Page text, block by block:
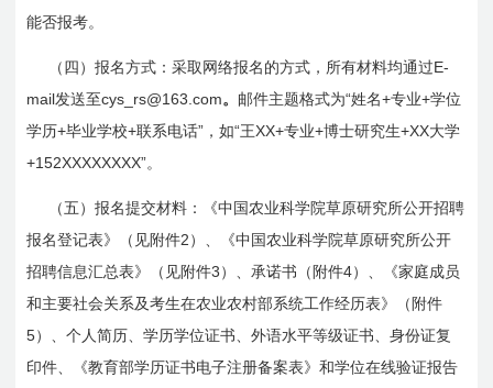
能否报考。
（四）报名方式：采取网络报名的方式，所有材料均通过E-
mail发送至cys_rs@163.com。 邮件主题格式为“姓名+专业+学位
学历+毕业学校+联系电话” ，如“王XX+专业+博士研究生+XX大学
+152XXXXXXXX”。
（五）报名提交材料：《中国农业科学院草原研究所公开招聘
报名登记表》（见附件2 ）、《中国农业科学院草原研究所公开
招聘信息汇总表》（见附件3 ）、承诺书（附件4）、《家庭成员
和主要社会关系及考生在农业农村部系统工作经历表》（附件
5）、个人简历、学历学位证书、外语水平等级证书、身份证复
印件、《教育部学历证书电子注册备案表》和学位在线验证报告